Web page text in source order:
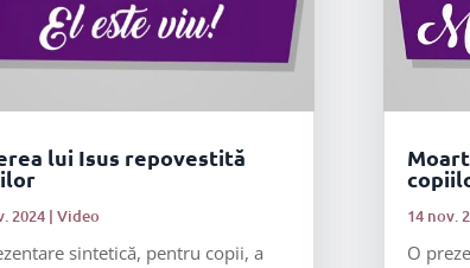
lui Isus repovestită
2024 |Video
sintetică, pentru copii, a
14 nov.
O